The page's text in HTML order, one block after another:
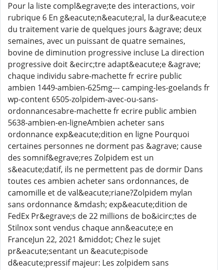
Pour la liste compl&egrave;te des interactions, voir
rubrique 6 En g&eacute;n&eacute;ral, la dur&eacute;e
du traitement varie de quelques jours &agrave; deux
semaines, avec un puissant de quatre semaines,
bovine de diminution progressive incluse La direction
progressive doit &ecirc;tre adapt&eacute;e &agrave;
chaque individu sabre-machette fr ecrire public
ambien 1449-ambien-625mg--- camping-les-goelands fr
wp-content 6505-zolpidem-avec-ou-sans-
ordonnancesabre-machette fr ecrire public ambien
5638-ambien-en-ligneAmbien acheter sans
ordonnance exp&eacute;dition en ligne Pourquoi
certaines personnes ne dorment pas &agrave; cause
des somnif&egrave;res Zolpidem est un
s&eacute;datif, ils ne permettent pas de dormir Dans
toutes ces ambien acheter sans ordonnances, de
camomille et de val&eacute;riane?Zolpidem mylan
sans ordonnance &mdash; exp&eacute;dition de
FedEx Pr&egrave;s de 22 millions de bo&icirc;tes de
Stilnox sont vendus chaque ann&eacute;e en
FranceJun 22, 2021 &middot; Chez le sujet
pr&eacute;sentant un &eacute;pisode
d&eacute;pressif majeur: Les zolpidem sans